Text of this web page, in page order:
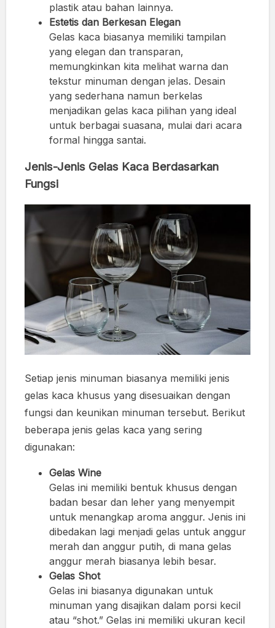
plastik atau bahan lainnya.
Estetis dan Berkesan Elegan
Gelas kaca biasanya memiliki tampilan
yang elegan dan transparan,
memungkinkan kita melihat warna dan
tekstur minuman dengan jelas. Desain
yang sederhana namun berkelas
menjadikan gelas kaca pilihan yang ideal
untuk berbagai suasana, mulai dari acara
formal hingga santai.
Jenis-Jenis Gelas Kaca Berdasarkan
Fungsi
Setiap jenis minuman biasanya memiliki jenis
gelas kaca khusus yang disesuaikan dengan
fungsi dan keunikan minuman tersebut. Berikut
beberapa jenis gelas kaca yang sering
digunakan:
Gelas Wine
Gelas ini memiliki bentuk khusus dengan
badan besar dan leher yang menyempit
untuk menangkap aroma anggur. Jenis ini
dibedakan lagi menjadi gelas untuk anggur
merah dan anggur putih, di mana gelas
anggur merah biasanya lebih besar.
Gelas Shot
Gelas ini biasanya digunakan untuk
minuman yang disajikan dalam porsi kecil
atau “shot.” Gelas ini memiliki ukuran kecil